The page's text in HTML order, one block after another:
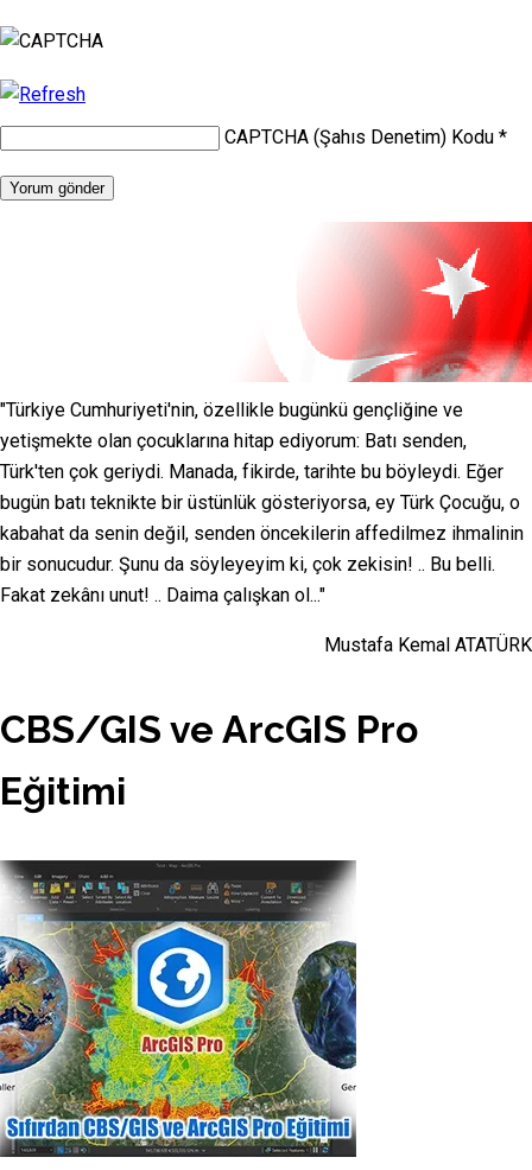
CAPTCHA (Şahıs Denetim) Kodu *
"Türkiye Cumhuriyeti'nin, özellikle bugünkü gençliğine ve
yetişmekte olan çocuklarına hitap ediyorum: Batı senden,
Türk'ten çok geriydi. Manada, fikirde, tarihte bu böyleydi. Eğer
bugün batı teknikte bir üstünlük gösteriyorsa, ey Türk Çocuğu, o
kabahat da senin değil, senden öncekilerin affedilmez ihmalinin
bir sonucudur. Şunu da söyleyeyim ki, çok zekisin! .. Bu belli.
Fakat zekânı unut! .. Daima çalışkan ol..."
Mustafa Kemal ATATÜRK
CBS/GIS ve ArcGIS Pro
Eğitimi